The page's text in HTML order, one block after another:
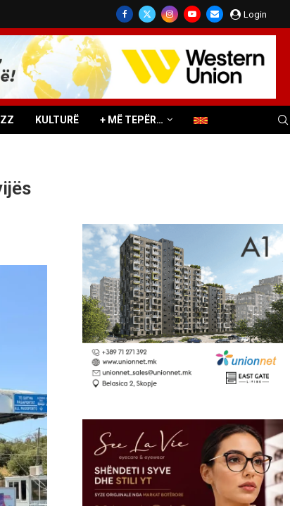
Login
KULTURË + MË TEPËR…